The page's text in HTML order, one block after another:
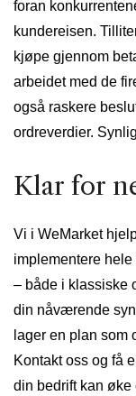
foran
kundereisen.
kjøpe gjennom
arbeidet med de
også raskere
ordreverdier.
Klar for
Vi i WeMarket
implementere
– både i klassiske
din nåværende
lager en plan som
Kontakt oss og få
din bedrift kan